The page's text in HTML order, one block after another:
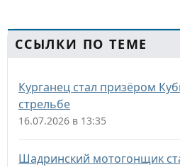
ССЫЛКИ ПО ТЕМЕ
Курганец стал призёром
стрельбе
16.07.2026 в 13:35
Шадринский мотогонщик